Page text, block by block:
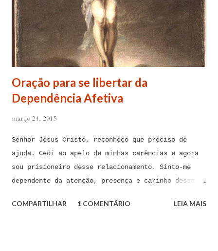
Oração para se libertar da
Dependência Afetiva
março 24, 2015
Senhor Jesus Cristo, reconheço que preciso de
ajuda. Cedi ao apelo de minhas carências e agora
sou prisioneiro desse relacionamento. Sinto-me
dependente da atenção, presença e carinho dessa
para me libertar da influência dessas tentações. A
COMPARTILHAR 1 COMENTÁRIO LEIA MAIS